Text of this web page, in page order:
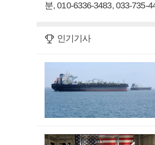
분, 010-6336-3483, 033-735-
인기기사